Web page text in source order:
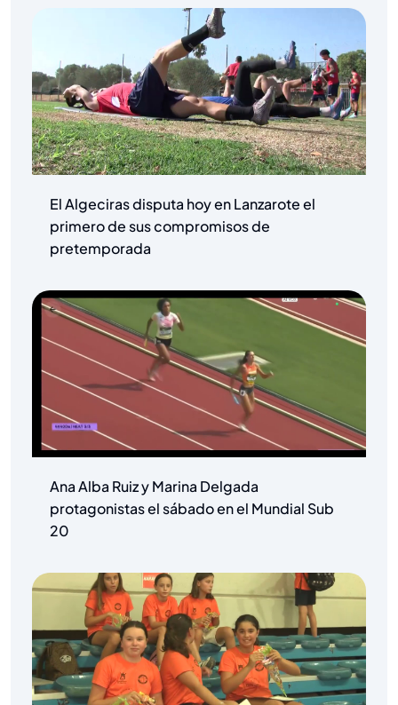
El Algeciras disputa hoy en Lanzarote el
primero de sus compromisos de
pretemporada
Ana Alba Ruiz y Marina Delgada
protagonistas el sábado en el Mundial Sub
20